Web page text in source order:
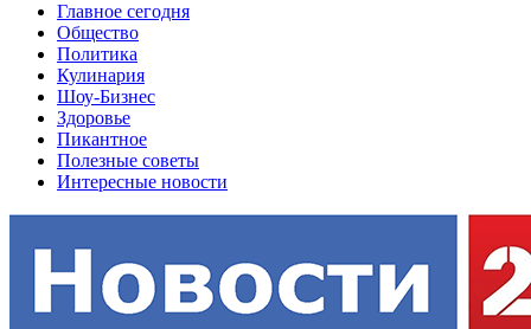
Главное сегодня
Общество
Политика
Кулинария
Шоу-Бизнес
Здоровье
Пикантное
Полезные советы
Интересные новости